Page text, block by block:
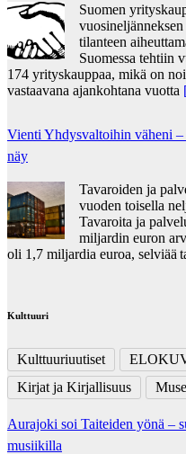
Suomen
tilanteen
Suomessa tehtiin
174 yrityskauppaa, mikä on
vastaavana ajankohtana vuotta
Vienti Yhdysvaltoihin väheni
näy
Tavaroiden ja
vuoden toisella
Tavaroita ja
miljardin euron
oli 1,7 miljardia euroa, selviää
Kulttuuri
Kulttuuriuutiset
Kirjat ja Kirjallisuus
Aurajoki soi Taiteiden yönä –
musiikilla